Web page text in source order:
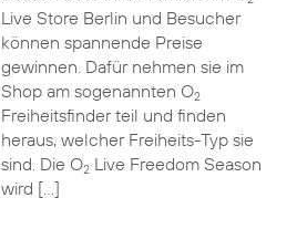
Live Store Berlin und Besucher
können spannende Preise
gewinnen. Dafür nehmen sie im
Shop am sogenannten O2
Freiheitsfinder teil und finden
heraus, welcher Freiheits-Typ sie
sind. Die O2Live Freedom Season
wird […]